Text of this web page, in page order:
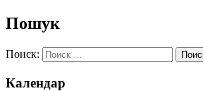
Пошук
Поиск:
Календар